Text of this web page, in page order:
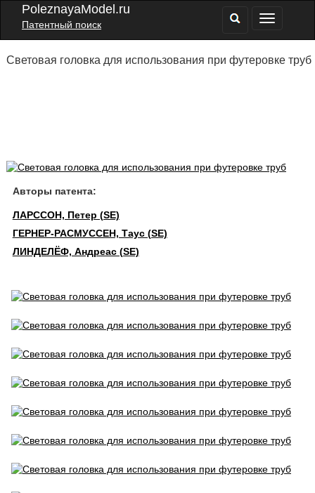
PoleznayaModel.ru
Патентный поиск
Световая головка для использования при футеровке труб
Авторы патента:
ЛАРССОН, Петер (SE)
ГЕРНЕР-РАСМУССЕН, Таус (SE)
ЛИНДЕЛЁФ, Андреас (SE)